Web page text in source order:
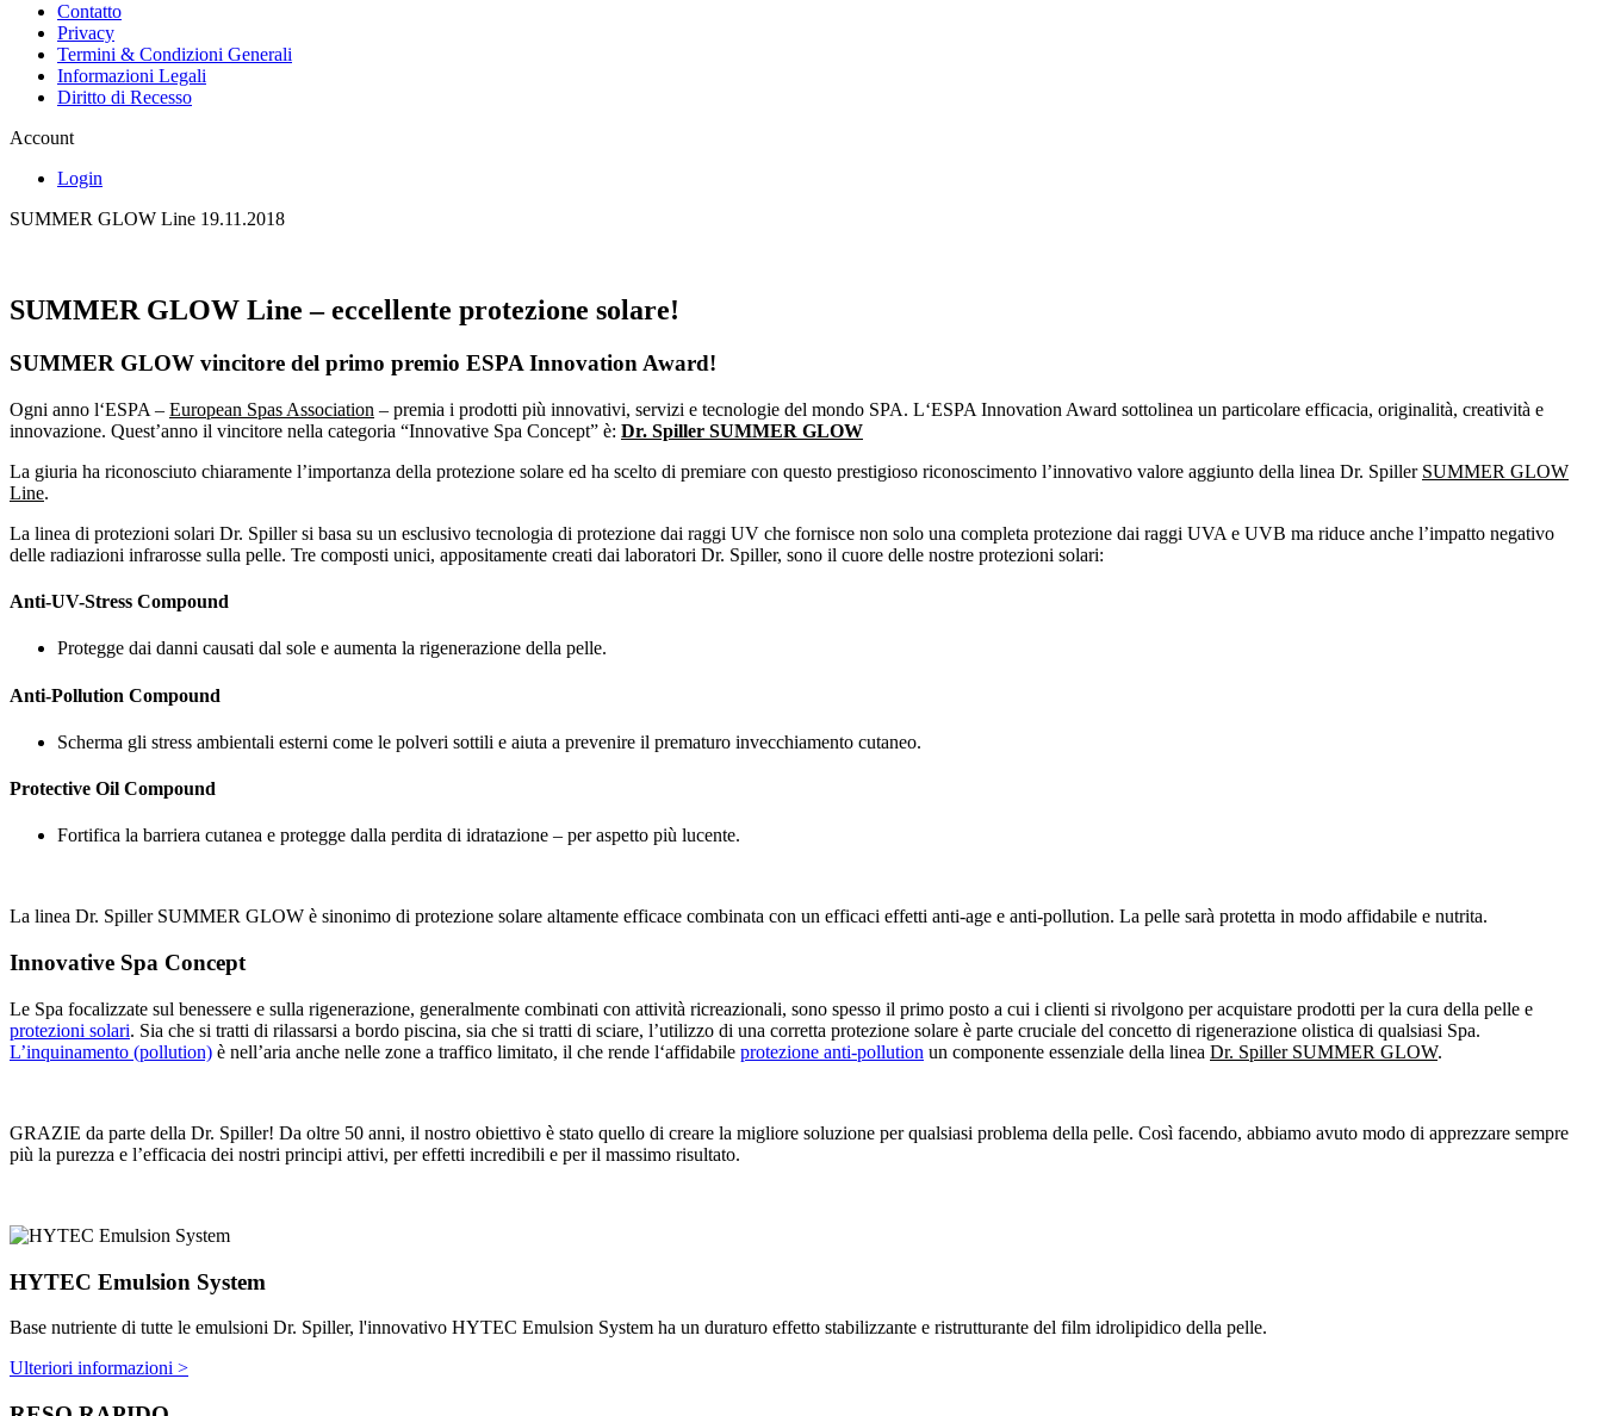
Contatto
Privacy
Termini & Condizioni Generali
Informazioni Legali
Diritto di Recesso
Account
Login
SUMMER GLOW Line 19.11.2018
SUMMER GLOW Line – eccellente protezione solare!
SUMMER GLOW vincitore del primo premio ESPA Innovation Award!
Ogni anno l‘ESPA – European Spas Association – premia i prodotti più innovativi, servizi e tecnologie del mondo SPA. L‘ESPA Innovation Award sottolinea un particolare efficacia, originalità, creatività e
innovazione. Quest’anno il vincitore nella categoria “Innovative Spa Concept” è: Dr. Spiller SUMMER GLOW
La giuria ha riconosciuto chiaramente l’importanza della protezione solare ed ha scelto di premiare con questo prestigioso riconoscimento l’innovativo valore aggiunto della linea Dr. Spiller SUMMER GLOW
Line.
La linea di protezioni solari Dr. Spiller si basa su un esclusivo tecnologia di protezione dai raggi UV che fornisce non solo una completa protezione dai raggi UVA e UVB ma riduce anche l’impatto negativo
delle radiazioni infrarosse sulla pelle. Tre composti unici, appositamente creati dai laboratori Dr. Spiller, sono il cuore delle nostre protezioni solari:
Anti-UV-Stress Compound
Protegge dai danni causati dal sole e aumenta la rigenerazione della pelle.
Anti-Pollution Compound
Scherma gli stress ambientali esterni come le polveri sottili e aiuta a prevenire il prematuro invecchiamento cutaneo.
Protective Oil Compound
Fortifica la barriera cutanea e protegge dalla perdita di idratazione – per aspetto più lucente.
La linea Dr. Spiller SUMMER GLOW è sinonimo di protezione solare altamente efficace combinata con un efficaci effetti anti-age e anti-pollution. La pelle sarà protetta in modo affidabile e nutrita.
Innovative Spa Concept
Le Spa focalizzate sul benessere e sulla rigenerazione, generalmente combinati con attività ricreazionali, sono spesso il primo posto a cui i clienti si rivolgono per acquistare prodotti per la cura della pelle e
protezioni solari. Sia che si tratti di rilassarsi a bordo piscina, sia che si tratti di sciare, l’utilizzo di una corretta protezione solare è parte cruciale del concetto di rigenerazione olistica di qualsiasi Spa.
L’inquinamento (pollution) è nell’aria anche nelle zone a traffico limitato, il che rende l‘affidabile protezione anti-pollution un componente essenziale della linea Dr. Spiller SUMMER GLOW.
GRAZIE da parte della Dr. Spiller! Da oltre 50 anni, il nostro obiettivo è stato quello di creare la migliore soluzione per qualsiasi problema della pelle. Così facendo, abbiamo avuto modo di apprezzare sempre
più la purezza e l’efficacia dei nostri principi attivi, per effetti incredibili e per il massimo risultato.
HYTEC Emulsion System
Base nutriente di tutte le emulsioni Dr. Spiller, l'innovativo HYTEC Emulsion System ha un duraturo effetto stabilizzante e ristrutturante del film idrolipidico della pelle.
Ulteriori informazioni >